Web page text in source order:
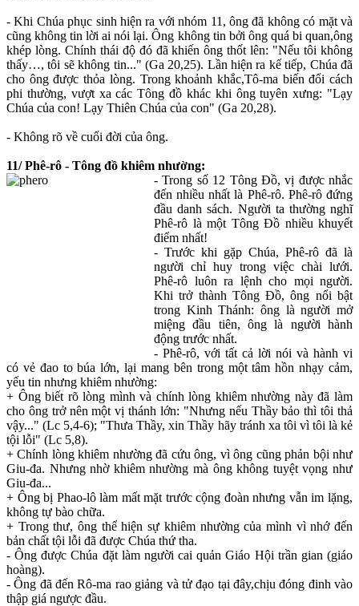
- Khi Chúa phục sinh hiện ra với nhóm 11, ông đã không có mặt và
cũng không tin lời ai nói lại. Ông không tin bởi ông quá bi quan,ông
khép lòng. Chính thái độ đó đã khiến ông thốt lên: "Nếu tôi không
thấy…, tôi sẽ không tin..." (Ga 20,25). Lần hiện ra kế tiếp, Chúa đã
cho ông được thỏa lòng. Trong khoảnh khắc,Tô-ma biến đổi cách
phi thường, vượt xa các Tông đồ khác khi ông tuyên xưng: "Lạy
Chúa của con! Lạy Thiên Chúa của con" (Ga 20,28).
- Không rõ về cuối đời của ông.
11/ Phê-rô - Tông đồ khiêm nhường:
- Trong số 12 Tông Đồ, vị được nhắc
đến nhiều nhất là Phê-rô. Phê-rô đứng
đầu danh sách. Người ta thường nghĩ
Phê-rô là một Tông Đồ nhiều khuyết
điểm nhất!
- Trước khi gặp Chúa, Phê-rô đã là
người chỉ huy trong việc chài lưới.
Phê-rô luôn ra lệnh cho mọi người.
Khi trở thành Tông Đồ, ông nổi bật
trong Kinh Thánh: ông là người mở
miệng đầu tiên, ông là người hành
động trước nhất.
- Phê-rô, với tất cả lời nói và hành vi
có vẻ đao to búa lớn, lại mang bên trong một tâm hồn nhạy cảm,
yếu tin nhưng khiêm nhường:
+ Ông biết rõ lòng mình và chính lòng khiêm nhường này đã làm
cho ông trở nên một vị thánh lớn: "Nhưng nếu Thầy bảo thì tôi thả
vậy..." (Lc 5,4-6); "Thưa Thầy, xin Thầy hãy tránh xa tôi vì tôi là kẻ
tội lỗi" (Lc 5,8).
+ Chính lòng khiêm nhường đã cứu ông, vì ông cũng phản bội như
Giu-đa. Nhưng nhờ khiêm nhường mà ông không tuyệt vọng như
Giu-đa...
+ Ông bị Phao-lô làm mất mặt trước cộng đoàn nhưng vẫn im lặng,
không tự bào chữa.
+ Trong thư, ông thể hiện sự khiêm nhường của mình vì nhớ đến
bản chất tội lỗi đã được Chúa thứ tha.
- Ông được Chúa đặt làm người cai quản Giáo Hội trần gian (giáo
hoàng).
- Ông đã đến Rô-ma rao giảng và tử đạo tại đây,chịu đóng đinh vào
thập giá ngược đầu.